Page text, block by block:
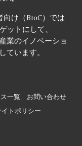
け（BtoC）では
ットにして、
業のイノベーショ
ています。
一覧
お問い合わせ
イトポリシー